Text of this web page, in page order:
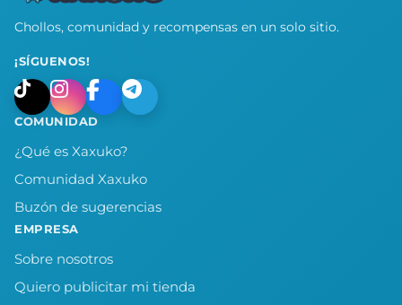
Chollos, comunidad y recompensas en un solo sitio.
¡SÍGUENOS!
COMUNIDAD
¿Qué es Xaxuko?
Comunidad Xaxuko
Buzón de sugerencias
EMPRESA
Sobre nosotros
Quiero publicitar mi tienda